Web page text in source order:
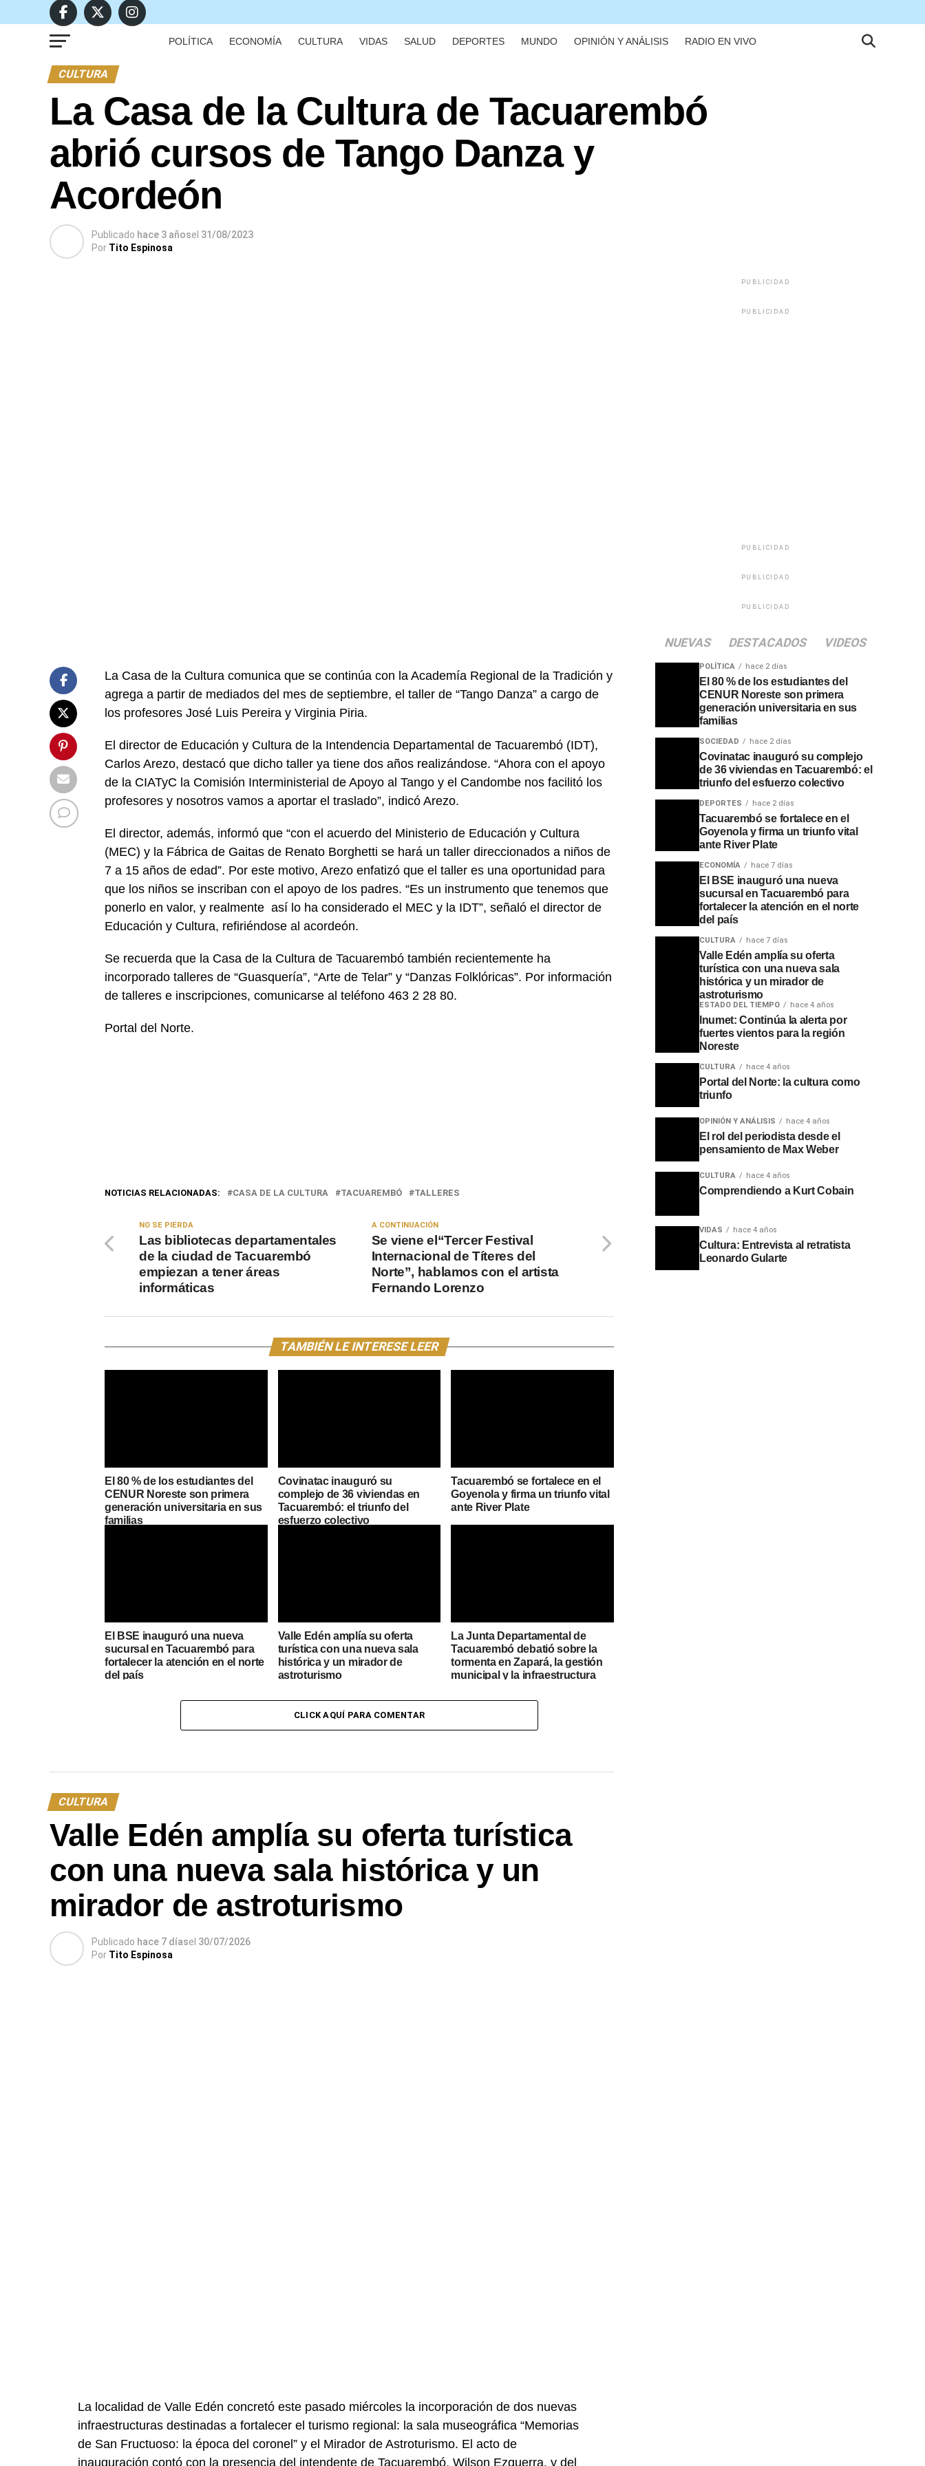
POLÍTICA ECONOMÍA CULTURA VIDAS SALUD DEPORTES MUNDO OPINIÓN Y ANÁLISIS RADIO EN VIVO
CULTURA
La Casa de la Cultura de Tacuarembó
abrió cursos de Tango Danza y
Acordeón
Publicado hace 3 añosel 31/08/2023
Por Tito Espinosa
La Casa de la Cultura comunica que se continúa con la Academía Regional de la Tradición y
agrega a partir de mediados del mes de septiembre, el taller de “Tango Danza” a cargo de
los profesores José Luis Pereira y Virginia Piria.
El director de Educación y Cultura de la Intendencia Departamental de Tacuarembó (IDT),
Carlos Arezo, destacó que dicho taller ya tiene dos años realizándose. “Ahora con el apoyo
de la CIATyC la Comisión Interministerial de Apoyo al Tango y el Candombe nos facilitó los
profesores y nosotros vamos a aportar el traslado”, indicó Arezo.
El director, además, informó que “con el acuerdo del Ministerio de Educación y Cultura
(MEC) y la Fábrica de Gaitas de Renato Borghetti se hará un taller direccionados a niños de
7 a 15 años de edad”. Por este motivo, Arezo enfatizó que el taller es una oportunidad para
que los niños se inscriban con el apoyo de los padres. “Es un instrumento que tenemos que
ponerlo en valor, y realmente así lo ha considerado el MEC y la IDT”, señaló el director de
Educación y Cultura, refiriéndose al acordeón.
Se recuerda que la Casa de la Cultura de Tacuarembó también recientemente ha
incorporado talleres de “Guasquería”, “Arte de Telar” y “Danzas Folklóricas”. Por información
de talleres e inscripciones, comunicarse al teléfono 463 2 28 80.
Portal del Norte.
NOTICIAS RELACIONADAS: CASA DE LA CULTURA TACUAREMBÓ TALLERES
A CONTINUACIÓN
Se viene el“Tercer Festival
Internacional de Títeres del
Norte”, hablamos con el artista
Fernando Lorenzo
NO SE PIERDA
Las bibliotecas departamentales
de la ciudad de Tacuarembó
empiezan a tener áreas
informáticas
TAMBIÉN LE INTERESE LEER
El 80 % de los estudiantes del
CENUR Noreste son primera
generación universitaria en sus
familias
Covinatac inauguró su
complejo de 36 viviendas en
Tacuarembó: el triunfo del
esfuerzo colectivo
Tacuarembó se fortalece en el
Goyenola y firma un triunfo vital
ante River Plate
El BSE inauguró una nueva
sucursal en Tacuarembó para
fortalecer la atención en el norte
del país
Valle Edén amplía su oferta
turística con una nueva sala
histórica y un mirador de
astroturismo
La Junta Departamental de
Tacuarembó debatió sobre la
tormenta en Zapará, la gestión
municipal y la infraestructura
CLICK AQUÍ PARA COMENTAR
CULTURA
Valle Edén amplía su oferta turística
con una nueva sala histórica y un
mirador de astroturismo
Publicado hace 7 díasel 30/07/2026
Por Tito Espinosa
La localidad de Valle Edén concretó este pasado miércoles la incorporación de dos nuevas
infraestructuras destinadas a fortalecer el turismo regional: la sala museográfica “Memorias
de San Fructuoso: la época del coronel” y el Mirador de Astroturismo. El acto de
inauguración contó con la presencia del intendente de Tacuarembó, Wilson Ezquerra, y del
PUBLICIDAD
PUBLICIDAD
PUBLICIDAD
PUBLICIDAD
PUBLICIDAD
NUEVAS DESTACADOS VIDEOS
POLÍTICA hace 2 días
El 80 % de los estudiantes del
CENUR Noreste son primera
generación universitaria en sus
familias
SOCIEDAD hace 2 días
Covinatac inauguró su complejo
de 36 viviendas en Tacuarembó: el
triunfo del esfuerzo colectivo
DEPORTES hace 2 días
Tacuarembó se fortalece en el
Goyenola y firma un triunfo vital
ante River Plate
ECONOMÍA hace 7 días
El BSE inauguró una nueva
sucursal en Tacuarembó para
fortalecer la atención en el norte
del país
CULTURA hace 7 días
Valle Edén amplía su oferta
turística con una nueva sala
histórica y un mirador de
astroturismo
ESTADO DEL TIEMPO hace 4 años
Inumet: Continúa la alerta por
fuertes vientos para la región
Noreste
CULTURA hace 4 años
Portal del Norte: la cultura como
triunfo
OPINIÓN Y ANÁLISIS hace 4 años
El rol del periodista desde el
pensamiento de Max Weber
CULTURA hace 4 años
Comprendiendo a Kurt Cobain
VIDAS hace 4 años
Cultura: Entrevista al retratista
Leonardo Gularte